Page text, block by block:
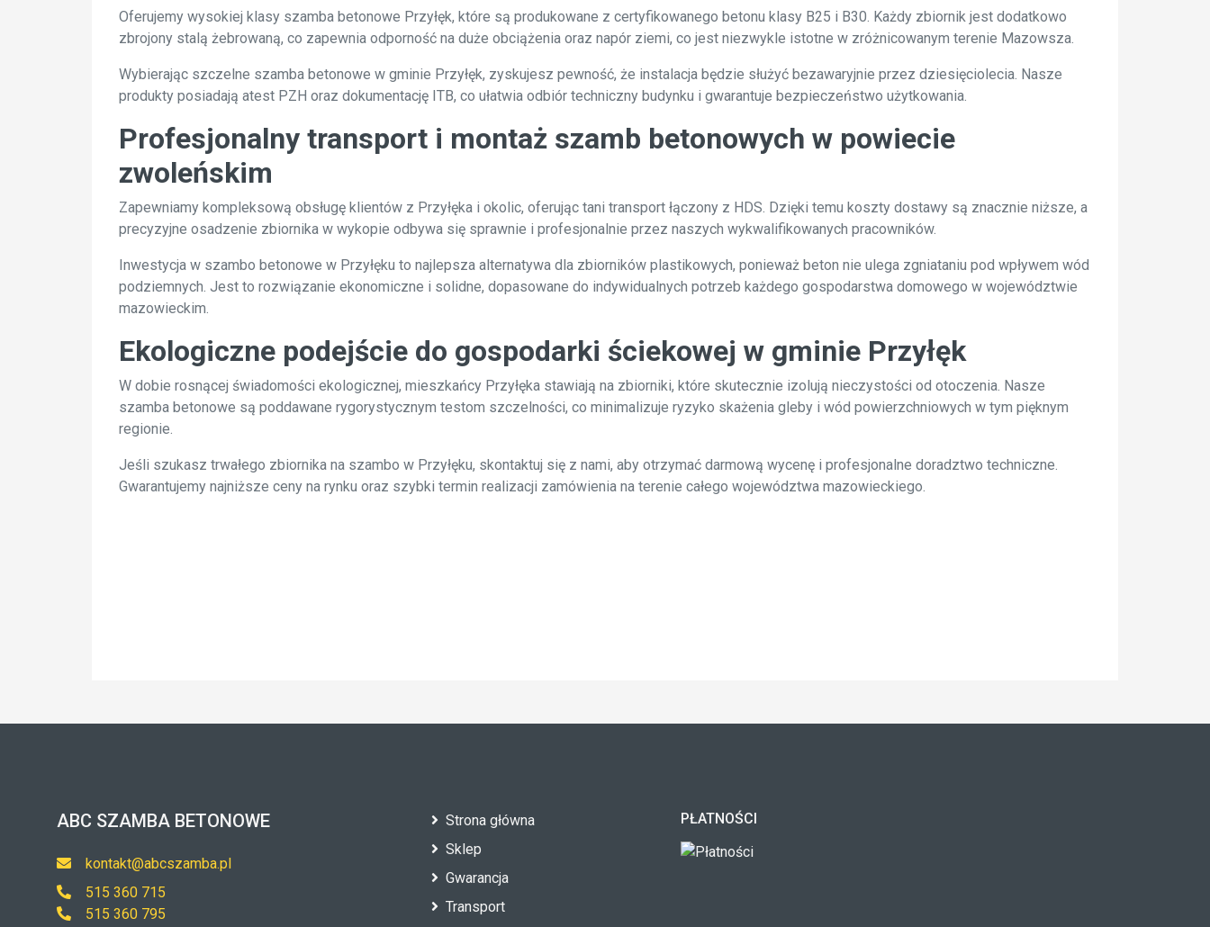
Oferujemy wysokiej klasy szamba betonowe Przyłęk, które są produkowane z certyfikowanego betonu klasy B25 i B30. Każdy zbiornik jest dodatkowo
zbrojony stalą żebrowaną, co zapewnia odporność na duże obciążenia oraz napór ziemi, co jest niezwykle istotne w zróżnicowanym terenie Mazowsza.
Wybierając szczelne szamba betonowe w gminie Przyłęk, zyskujesz pewność, że instalacja będzie służyć bezawaryjnie przez dziesięciolecia. Nasze
produkty posiadają atest PZH oraz dokumentację ITB, co ułatwia odbiór techniczny budynku i gwarantuje bezpieczeństwo użytkowania.
Profesjonalny transport i montaż szamb betonowych w powiecie
zwoleńskim
Zapewniamy kompleksową obsługę klientów z Przyłęka i okolic, oferując tani transport łączony z HDS. Dzięki temu koszty dostawy są znacznie niższe, a
precyzyjne osadzenie zbiornika w wykopie odbywa się sprawnie i profesjonalnie przez naszych wykwalifikowanych pracowników.
Inwestycja w szambo betonowe w Przyłęku to najlepsza alternatywa dla zbiorników plastikowych, ponieważ beton nie ulega zgniataniu pod wpływem wód
podziemnych. Jest to rozwiązanie ekonomiczne i solidne, dopasowane do indywidualnych potrzeb każdego gospodarstwa domowego w województwie
mazowieckim.
Ekologiczne podejście do gospodarki ściekowej w gminie Przyłęk
W dobie rosnącej świadomości ekologicznej, mieszkańcy Przyłęka stawiają na zbiorniki, które skutecznie izolują nieczystości od otoczenia. Nasze
szamba betonowe są poddawane rygorystycznym testom szczelności, co minimalizuje ryzyko skażenia gleby i wód powierzchniowych w tym pięknym
regionie.
Jeśli szukasz trwałego zbiornika na szambo w Przyłęku, skontaktuj się z nami, aby otrzymać darmową wycenę i profesjonalne doradztwo techniczne.
Gwarantujemy najniższe ceny na rynku oraz szybki termin realizacji zamówienia na terenie całego województwa mazowieckiego.
ABC SZAMBA BETONOWE
kontakt@abcszamba.pl
515 360 715
515 360 795
Strona główna
Sklep
Gwarancja
Transport
PŁATNOŚCI